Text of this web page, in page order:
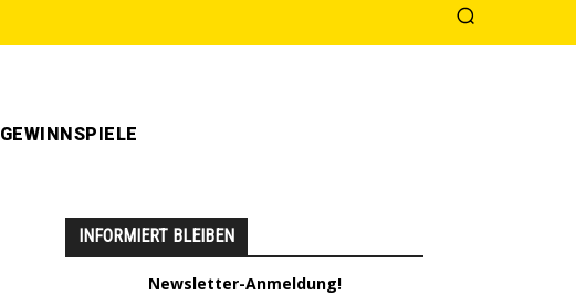
GEWINNSPIELE
INFORMIERT BLEIBEN
Newsletter-Anmeldung!